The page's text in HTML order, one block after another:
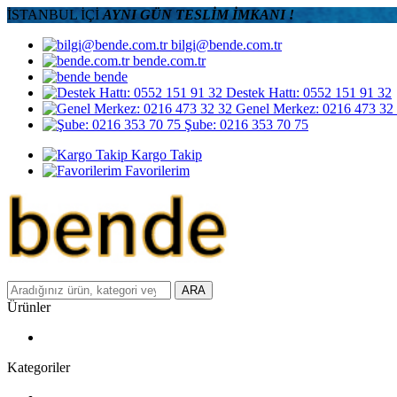
İSTANBUL İÇİ AYNI GÜN TESLİM İMKANI !
bilgi@bende.com.tr
bende.com.tr
bende
Destek Hattı: 0552 151 91 32
Genel Merkez: 0216 473 32
Şube: 0216 353 70 75
Kargo Takip
Favorilerim
ARA
Ürünler
Kategoriler